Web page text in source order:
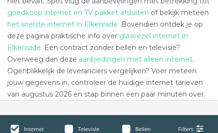
goedkoop internet en TV pakket afsluiten of bekijk meteen
het snelste internet in Elkenrade. Bovendien ontdek je op
deze pagina praktische info over glasvezel internet in
Elkenrade. Een contract zonder bellen en televisie?
Overweeg dan deze aanbiedingen met alleen internet.
Ogenblikkelijk de leveranciers vergelijken? Voer meteen
jouw gegevens in, controleer de huidige internet tarieven
van augustus 2026 en stap binnen een paar minuten over.
Internet Televisie Bellen Filters